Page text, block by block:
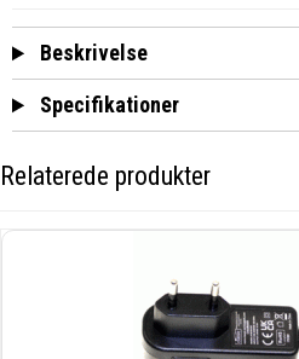
Beskrivelse
Specifikationer
Relaterede produkter